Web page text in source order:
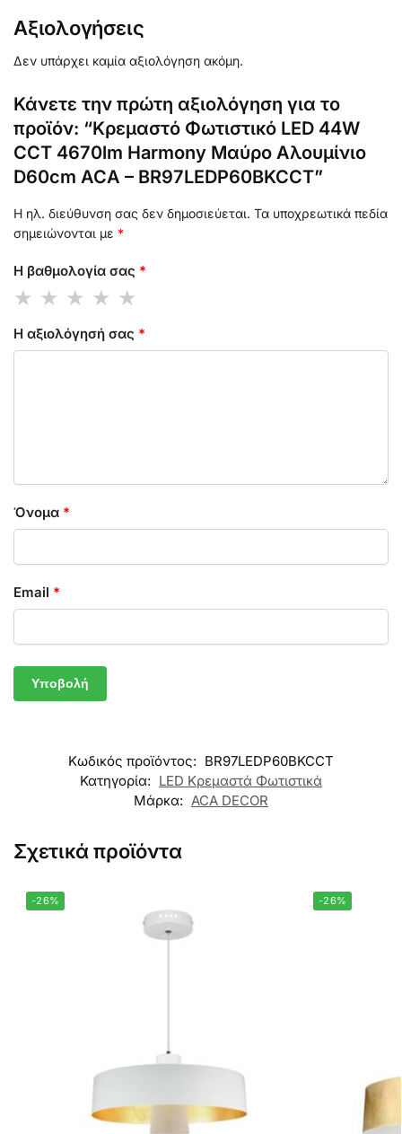
Αξιολογήσεις
Δεν υπάρχει καμία αξιολόγηση ακόμη.
Κάνετε την πρώτη αξιολόγηση για το
προϊόν: “Κρεμαστό Φωτιστικό LED 44W
CCT 4670lm Harmony Μαύρο Αλουμίνιο
D60cm ACA – BR97LEDP60BKCCT”
Η ηλ. διεύθυνση σας δεν δημοσιεύεται. Τα υποχρεωτικά πεδία
σημειώνονται με *
Η βαθμολογία σας *
Η αξιολόγησή σας *
Όνομα *
Email *
Κωδικός προϊόντος: BR97LEDP60BKCCT
Κατηγορία: LED Κρεμαστά Φωτιστικά
Μάρκα: ACA DECOR
Σχετικά προϊόντα
-26% -26%